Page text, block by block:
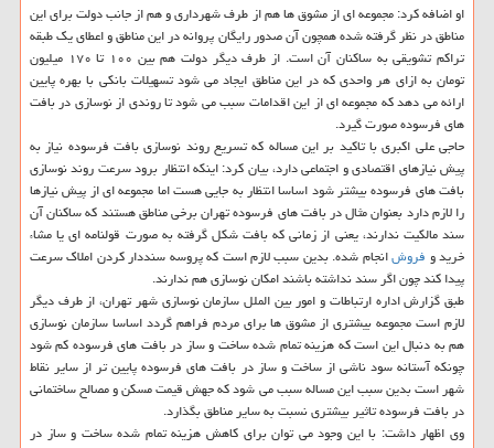
او اضافه کرد: مجموعه ای از مشوق ها هم از طرف شهرداری و هم از جانب دولت برای این
مناطق در نظر گرفته شده همچون آن صدور رایگان پروانه در این مناطق و اعطای یک طبقه
تراکم تشویقی به ساکنان آن است. از طرف دیگر دولت هم بین ۱۰۰ تا ۱۷۰ میلیون
تومان به ازای هر واحدی که در این مناطق ایجاد می شود تسهیلات بانکی با بهره پایین
ارائه می دهد که مجموعه ای از این اقدامات سبب می شود تا روندی از نوسازی در بافت
های فرسوده صورت گیرد.
حاجی علی اکبری با تاکید بر این مساله که تسریع روند نوسازی بافت فرسوده نیاز به
پیش نیازهای اقتصادی و اجتماعی دارد، بیان کرد: اینکه انتظار برود سرعت روند نوسازی
بافت های فرسوده بیشتر شود اساسا انتظار به جایی هست اما مجموعه ای از پیش نیازها
را لازم دارد بعنوان مثال در بافت های فرسوده تهران برخی مناطق هستند که ساکنان آن
سند مالکیت ندارند، یعنی از زمانی که بافت شکل گرفته به صورت قولنامه ای یا مشاء
خرید و فروشانجام شده. بدین سبب لازم است که پروسه سنددار کردن املاک سرعت
پیدا کند چون اگر سند نداشته باشند امکان نوسازی هم ندارند.
طبق گزارش اداره ارتباطات و امور بین الملل سازمان نوسازی شهر تهران، از طرف دیگر
لازم است مجموعه بیشتری از مشوق ها برای مردم فراهم گردد اساسا سازمان نوسازی
هم به دنبال این است که هزینه تمام شده ساخت و ساز در بافت های فرسوده کم شود
چونکه آستانه سود ناشی از ساخت و ساز در بافت های فرسوده پایین تر از سایر نقاط
شهر است بدین سبب این مساله سبب می شود که جهش قیمت مسکن و مصالح ساختمانی
در بافت فرسوده تاثیر بیشتری نسبت به سایر مناطق بگذارد.
وی اظهار داشت: با این وجود می توان برای کاهش هزینه تمام شده ساخت و ساز در